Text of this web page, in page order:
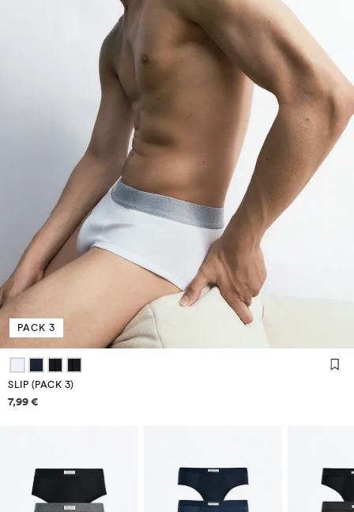
PACK 3
SLIP (PACK 3)
Informazioni sui prezzi
7,99 €